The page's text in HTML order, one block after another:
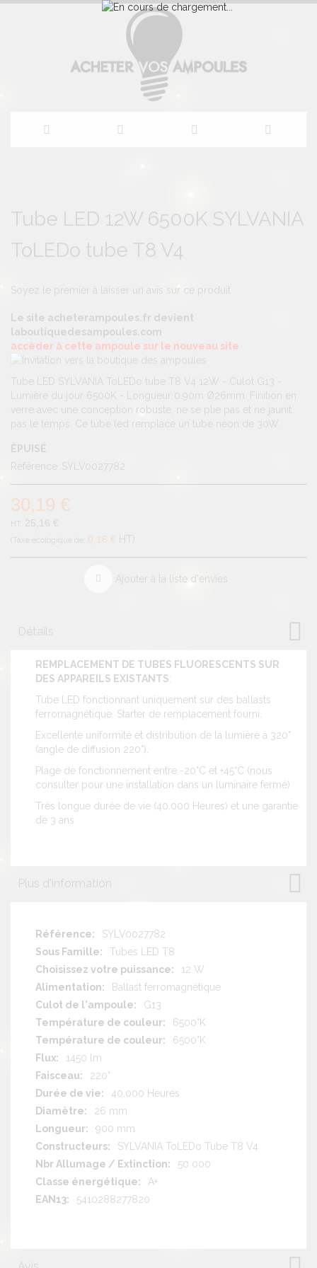
contenu
the
of
the
gallery
the
of
the
gallery
Tube LED 12W 6500K SYLVANIA
ToLEDo tube T8 V4
Soyez le premier à laisser un avis sur ce produit
Le site acheterampoules.fr devient
laboutiquedesampoules.com
accèder à cette ampoule sur le nouveau site
Tube LED SYLVANIA ToLEDo tube T8 V4 12W - Culot G13 -
Lumière du jour 6500K - Longueur 0.90m Ø26mm. Finition en
verre avec une conception robuste, ne se plie pas et ne jaunit
pas le temps. Ce tube led remplace un tube néon de 30W.
ÉPUISÉ
Référence SYLV0027782
30,19 €
25,16 €
0,16 € HT
Ajouter à la liste d'envies
Détails
REMPLACEMENT DE TUBES FLUORESCENTS SUR
DES APPAREILS EXISTANTS:
Tube LED fonctionnant uniquement sur des ballasts
ferromagnétique. Starter de remplacement fourni.
Excellente uniformité et distribution de la lumière à 320°
(angle de diffusion 220°).
Plage de fonctionnement entre -20°C et +45°C (nous
consulter pour une installation dans un luminaire fermé)
Très longue durée de vie (40.000 Heures) et une garantie
de 3 ans
Plus d'information
Plus
d'information
SYLV0027782
Tubes LED T8
12 W
Ballast ferromagnétique
G13
6500°K
6500°K
1450 lm
220°
40.000 Heures
26 mm
900 mm
SYLVANIA ToLEDo Tube T8 V4
50 000
A+
5410288277820